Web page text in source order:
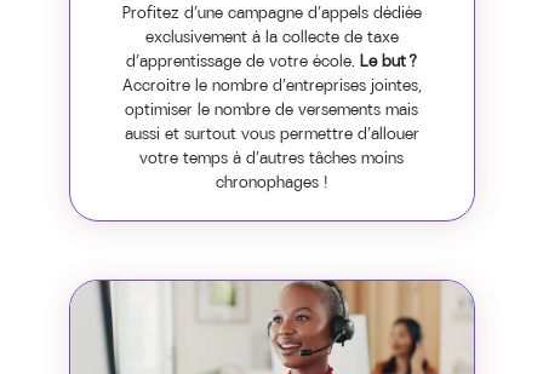
Profitez d’une campagne d’appels dédiée
exclusivement à la collecte de taxe
d’apprentissage de votre école. Le but ?
Accroitre le nombre d’entreprises jointes,
optimiser le nombre de versements mais
aussi et surtout vous permettre d’allouer
votre temps à d’autres tâches moins
chronophages !